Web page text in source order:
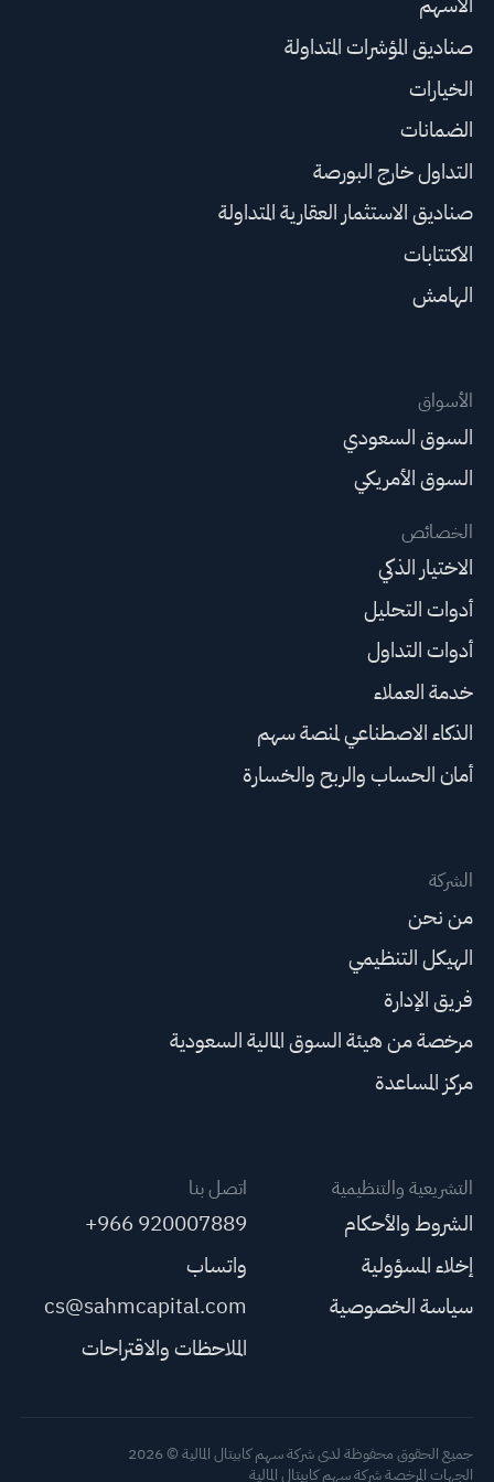
صناديق المؤشرات المتداولة
الخيارات
الضمانات
التداول خارج البورصة
صناديق الاستثمار العقارية المتداولة
الاكتتابات
الهامش
الأسواق
السوق السعودي
السوق الأمريكي
الخصائص
الاختيار الذكي
أدوات التحليل
أدوات التداول
خدمة العملاء
الذكاء الاصطناعي لمنصة سهم
أمان الحساب والربح والخسارة
الشركة
من نحن
الهيكل التنظيمي
فريق الإدارة
مرخصة من هيئة السوق المالية السعودية
مركز المساعدة
التشريعية والتنظيمية
الشروط والأحكام
إخلاء المسؤولية
سياسة الخصوصية
اتصل بنا
+966 920007889
واتساب
cs@sahmcapital.com
الملاحظات والاقتراحات
جميع الحقوق محفوظة لدى شركة سهم كابيتال المالية © 2026
الجهات المرخصة شركة سهم كابيتال المالية